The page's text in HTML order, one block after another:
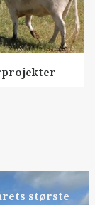
største